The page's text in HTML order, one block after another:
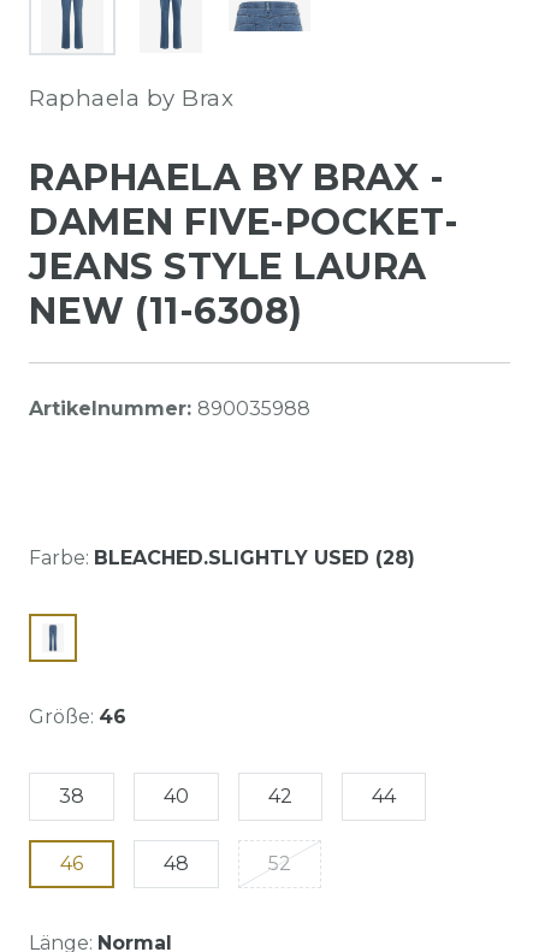
Raphaela by Brax
RAPHAELA BY BRAX -
DAMEN FIVE-POCKET-
JEANS STYLE LAURA
NEW (11-6308)
Artikelnummer: 890035988
Farbe: BLEACHED.SLIGHTLY USED (28)
Größe: 46
38 40 42 44
46 48 52
Länge: Normal